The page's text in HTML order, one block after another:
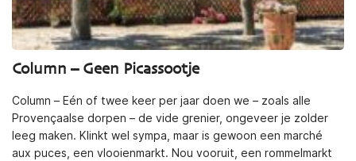
Column – Geen Picassootje
Column – Eén of twee keer per jaar doen we – zoals alle
Provençaalse dorpen – de vide grenier, ongeveer je zolder
leeg maken. Klinkt wel sympa, maar is gewoon een marché
aux puces, een vlooienmarkt. Nou vooruit, een rommelmarkt